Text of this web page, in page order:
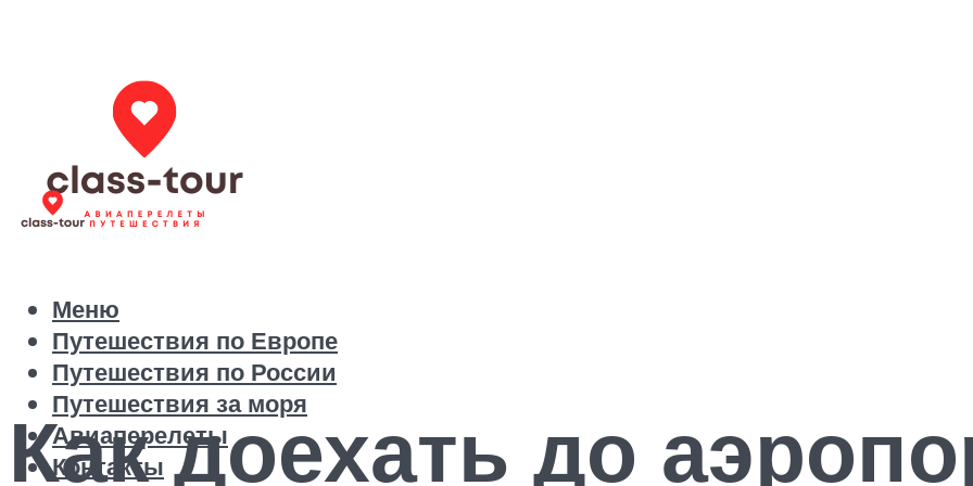
Путешествия по Европе
Путешествия по России
Путешествия за моря
Авиаперелеты
Контакты
Меню
Как доехать до